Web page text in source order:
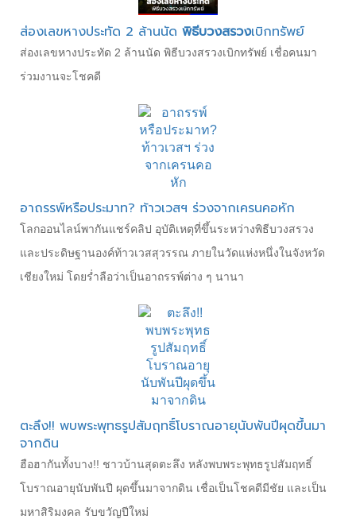
ส่องเลขหางประทัด 2 ล้านนัด พิธีบวงสรวงเบิกทรัพย์
ส่องเลขหางประทัด 2 ล้านนัด พิธีบวงสรวงเบิกทรัพย์ เชื่อคนมา
ร่วมงานจะโชคดี
อาถรรพ์หรือประมาท? ท้าวเวสฯ ร่วงจากเครนคอหัก
โลกออนไลน์พากันแชร์คลิป อุบัติเหตุที่ขึ้นระหว่างพิธีบวงสรวง
และประดิษฐานองค์ท้าวเวสสุวรรณ ภายในวัดแห่งหนึ่งในจังหวัด
เชียงใหม่ โดยร่ำลือว่าเป็นอาถรรพ์ต่าง ๆ นานา
ตะลึง!! พบพระพุทธรูปสัมฤทธิ์โบราณอายุนับพันปีผุดขึ้นมา
จากดิน
ฮือฮากันทั้งบาง!! ชาวบ้านสุดตะลึง หลังพบพระพุทธรูปสัมฤทธิ์
โบราณอายุนับพันปี ผุดขึ้นมาจากดิน เชื่อเป็นโชคดีมีชัย และเป็น
มหาสิริมงคล รับขวัญปีใหม่